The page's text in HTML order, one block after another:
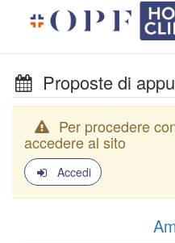
Proposte di
Per procedere
accedere al sito
Accedi